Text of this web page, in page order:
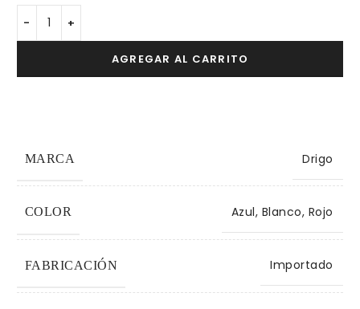
MARCA Drigo
COLOR Azul, Blanco, Rojo
FABRICACIÓN Importado
AGREGAR AL CARRITO